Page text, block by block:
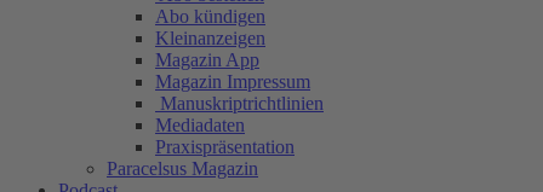
Abo kündigen
Kleinanzeigen
Magazin App
Magazin Impressum
Manuskriptrichtlinien
Mediadaten
Praxispräsentation
Paracelsus Magazin